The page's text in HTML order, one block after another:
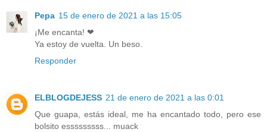
Pepa 15 de enero de 2021 a las 15:05
¡Me encanta! ❤
Ya estoy de vuelta. Un beso.
Responder
ELBLOGDEJESS 21 de enero de 2021 a las 0:01
Que guapa, estás ideal, me ha encantado todo, pero ese
bolsito esssssssss... muack